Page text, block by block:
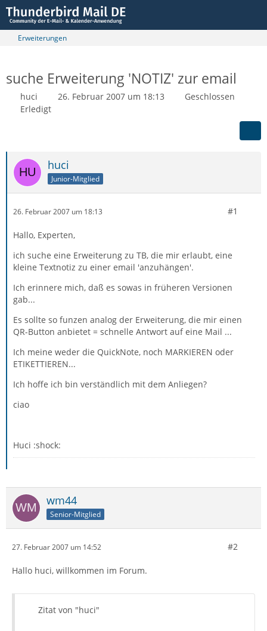
Erweiterungen
suche Erweiterung 'NOTIZ' zur email
huci 26. Februar 2007 um 18:13
Geschlossen
Erledigt
huci
Junior-Mitglied
26. Februar 2007 um 18:13 #1
Hallo, Experten,
ich suche eine Erweiterung zu TB, die mir erlaubt, eine
kleine Textnotiz zu einer email 'anzuhängen'.
Ich erinnere mich, daß es sowas in früheren Versionen
gab...
Es sollte so funzen analog der Erweiterung, die mir einen
QR-Button anbietet = schnelle Antwort auf eine Mail ...
Ich meine weder die QuickNote, noch MARKIEREN oder
ETIKETTIEREN...
Ich hoffe ich bin verständlich mit dem Anliegen?
ciao
Huci :shock:
wm44
Senior-Mitglied
27. Februar 2007 um 14:52 #2
Hallo huci, willkommen im Forum.
Zitat von "huci"